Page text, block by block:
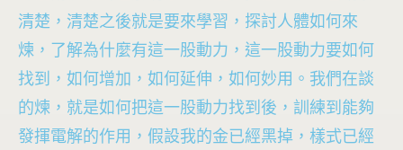
清楚，清楚之後就是要來學習，探討人體如何來
煉，了解為什麼有這一股動力，這一股動力要如何
找到，如何增加，如何延伸，如何妙用。我們在談
的煉，就是如何把這一股動力找到後，訓練到能夠
發揮電解的作用，假設我的金已經黑掉，樣式已經